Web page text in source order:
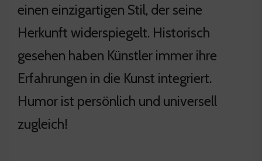
einen einzigartigen Stil, der seine
Herkunft widerspiegelt. Historisch
gesehen haben Künstler immer ihre
Erfahrungen in die Kunst integriert.
Humor ist persönlich und universell
zugleich!